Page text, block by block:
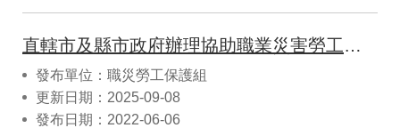
直轄市及縣市政府辦理協助職業災害勞工重返職場補助辦法
發布單位：職災勞工保護組
更新日期：2025-09-08
發布日期：2022-06-06